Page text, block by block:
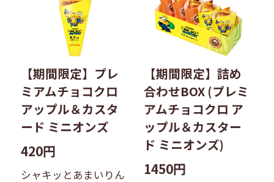
【期間限定】プレ
ミアムチョコクロ
アップル＆カスタ
ード ミニオンズ
420円
シャキッとあまいりん
【期間限定】詰め
合わせBOX (プレミ
アムチョコクロ ア
ップル＆カスター
ド ミニオンズ)
1450円